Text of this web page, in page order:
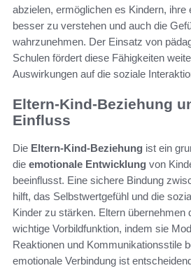
abzielen, ermöglichen es Kindern, ihre
besser zu verstehen und auch die
wahrzunehmen. Der Einsatz von
Schulen fördert diese Fähigkeiten
Auswirkungen auf die soziale
Eltern-Kind-Beziehung
Einfluss
Die Eltern-Kind-Beziehung ist ein
die emotionale Entwicklung von
beeinflusst. Eine sichere Bindung
hilft, das Selbstwertgefühl und die
Kinder zu stärken. Eltern übernehmen
wichtige Vorbildfunktion, indem sie
Reaktionen und Kommunikationsstile
emotionale Verbindung ist